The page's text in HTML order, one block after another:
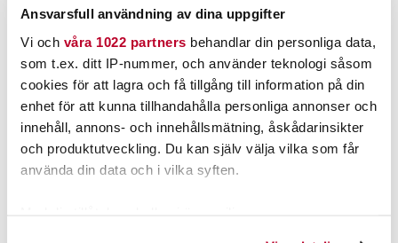
Ansvarsfull användning av dina uppgifter
Vi och våra 1022 partners behandlar din personliga data,
som t.ex. ditt IP-nummer, och använder teknologi såsom
cookies för att lagra och få tillgång till information på din
enhet för att kunna tillhandahålla personliga annonser och
innehåll, annons- och innehållsmätning, åskådarinsikter
och produktutveckling. Du kan själv välja vilka som får
använda din data och i vilka syften.
POWERBAIT
Powerbait Natural Trout
Dough Garlic Spring
Green Glitter
Nuvarande pris:
75,00 krTidigare pris:
99,00 kr
75,00 kr
LÄGG I VARUKORGEN
POWERBAIT
Powerbait Natural Trout
Dough Garlic White Glitter
Nuvarande pris:
75,00 krTidigare pris :
99,00 kr
75,00 kr
FLER ÄN 6 ST KVAR
LÄGG I VARUKORGEN